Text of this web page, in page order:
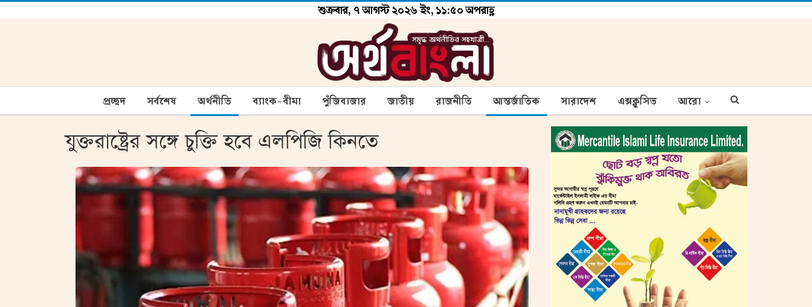
শুক্রবার, ৭ আগস্ট ২০২৬ ইং, ১১:৫০ অপরাহ্ণ
প্রচ্ছদ সর্বশেষ অর্থনীতি ব্যাংক-বীমা পুঁজিবাজার জাতীয় রাজনীতি আন্তর্জাতিক সারাদেশ এক্সক্লুসিভ আরো
যুক্তরাষ্ট্রের সঙ্গে চুক্তি হবে এলপিজি কিনতে